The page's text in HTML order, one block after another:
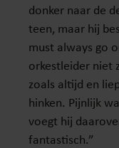
donker naar de
teen, maar hij
must always go
orkestleider niet
zoals altijd en
hinken. Pijnlijk
voegt hij
fantastisch.”